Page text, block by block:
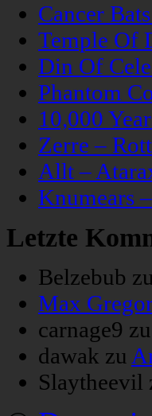
Cancer
Temple Of
Din Of
Phantom
10,000
Zerre –
Allt –
Knumears
Letzte
Belzebub zu
Max
carnage9 zu
dawak zu
Slaytheevil